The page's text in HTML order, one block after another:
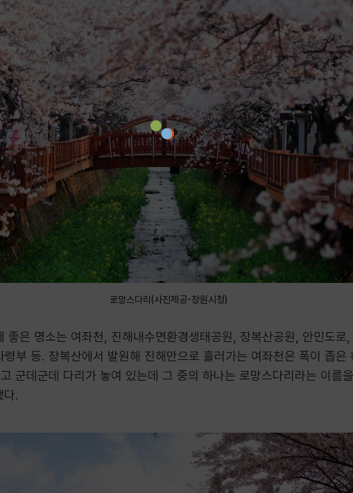
로망스다리(사진제공-창원시청)
좋은 명소는 여좌천, 진해내수면환경생태공원, 장복산공원, 안민도로,
부 등. 장복산에서 발원해 진해만으로 흘러가는 여좌천은 폭이 좁은
군데군데 다리가 놓여 있는데 그 중의 하나는 로망스다리라는 이름
다.